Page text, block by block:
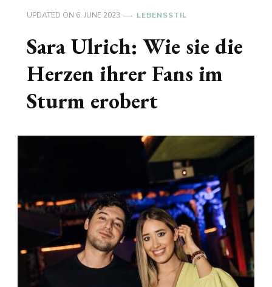
UPDATED ON 6. JUNE 2023 LEBENSSTIL
Sara Ulrich: Wie sie die
Herzen ihrer Fans im
Sturm erobert